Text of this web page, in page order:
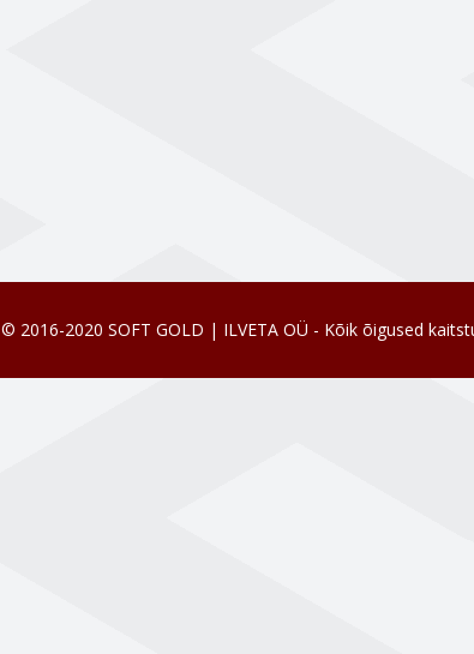
© 2016-2020 SOFT GOLD | ILVETA OÜ - Kõik õigused